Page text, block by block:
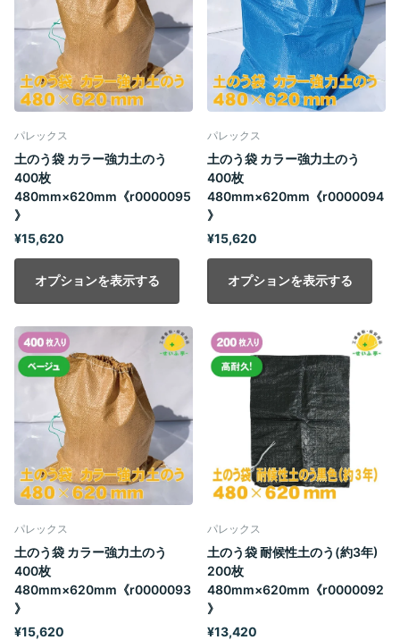
パレックス
土のう袋 カラー強力土のう
400枚
480mm×620mm《r0000095
》
¥15,620
オプションを表示する
パレックス
土のう袋 カラー強力土のう
400枚
480mm×620mm《r0000094
》
¥15,620
オプションを表示する
パレックス
土のう袋 カラー強力土のう
400枚
480mm×620mm《r0000093
》
¥15,620
パレックス
土のう袋 耐候性土のう(約3年)
200枚
480mm×620mm《r0000092
》
¥13,420